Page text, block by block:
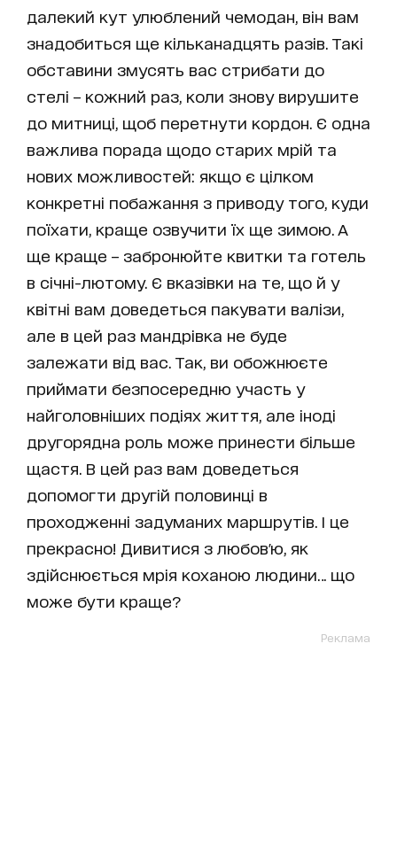
далекий кут улюблений чемодан, він вам
знадобиться ще кільканадцять разів. Такі
обставини змусять вас стрибати до
стелі – кожний раз, коли знову вирушите
до митниці, щоб перетнути кордон. Є одна
важлива порада щодо старих мрій та
нових можливостей: якщо є цілком
конкретні побажання з приводу того, куди
поїхати, краще озвучити їх ще зимою. А
ще краще – забронюйте квитки та готель
в січні-лютому. Є вказівки на те, що й у
квітні вам доведеться пакувати валізи,
але в цей раз мандрівка не буде
залежати від вас. Так, ви обожнюєте
приймати безпосередню участь у
найголовніших подіях життя, але іноді
другорядна роль може принести більше
щастя. В цей раз вам доведеться
допомогти другій половинці в
проходженні задуманих маршрутів. І це
прекрасно! Дивитися з любов'ю, як
здійснюється мрія коханою людини… що
може бути краще?
Реклама